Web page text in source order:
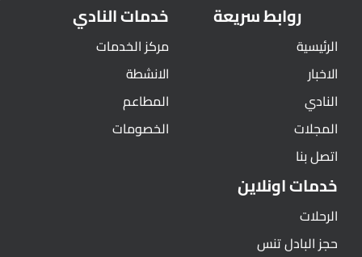
روابط سريعة
الرئيسية
الاخبار
النادي
المجلات
اتصل بنا
خدمات النادي
مركز الخدمات
الانشطة
المطاعم
الخصومات
خدمات اونلاين
الرحلات
حجز البادل تنس